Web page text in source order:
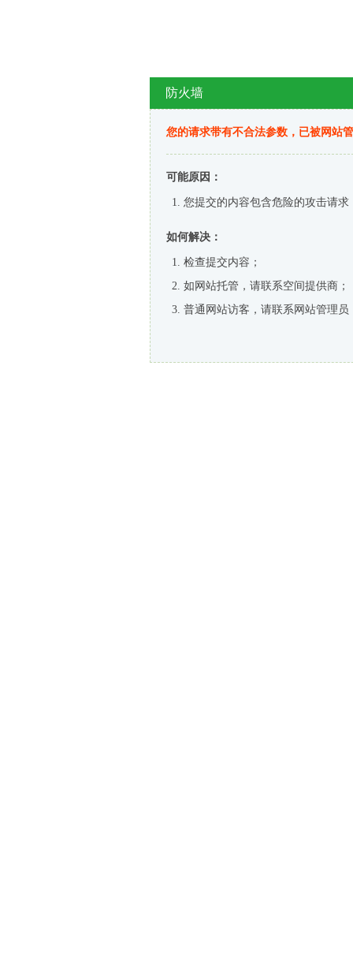
防火墙
您的请求带有不合法参数，已被网站
可能原因：
您提交的内容包含危险的攻击请求
如何解决：
检查提交内容；
如网站托管，请联系空间提供商；
普通网站访客，请联系网站管理员